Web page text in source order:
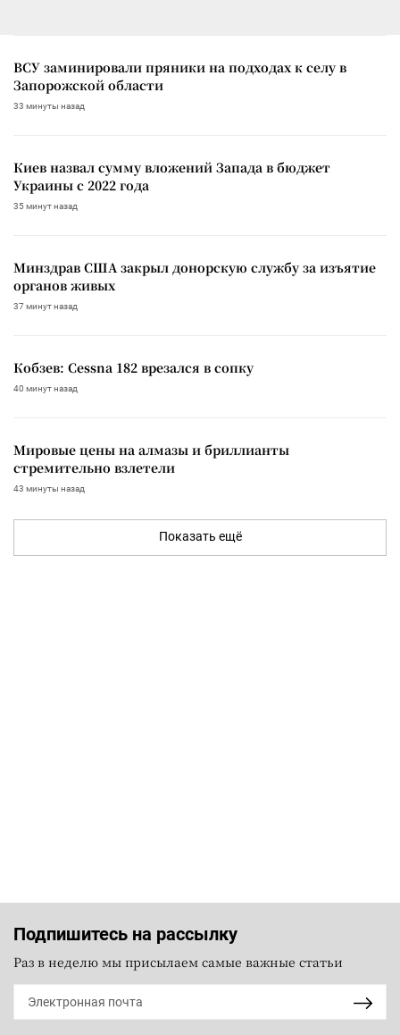
ВСУ заминировали пряники на подходах к селу в
Запорожской области
33 минуты назад
Киев назвал сумму вложений Запада в бюджет
Украины с 2022 года
35 минут назад
Минздрав США закрыл донорскую службу за изъятие
органов живых
37 минут назад
Кобзев: Cessna 182 врезался в сопку
40 минут назад
Мировые цены на алмазы и бриллианты
стремительно взлетели
43 минуты назад
Показать ещё
Подпишитесь на рассылку
Раз в неделю мы присылаем самые важные статьи